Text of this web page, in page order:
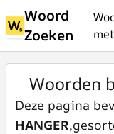
Woord
Zoeken
Woorden
Deze pagina
HANGER